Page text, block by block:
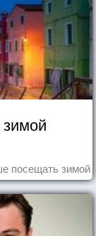
посещать зимой